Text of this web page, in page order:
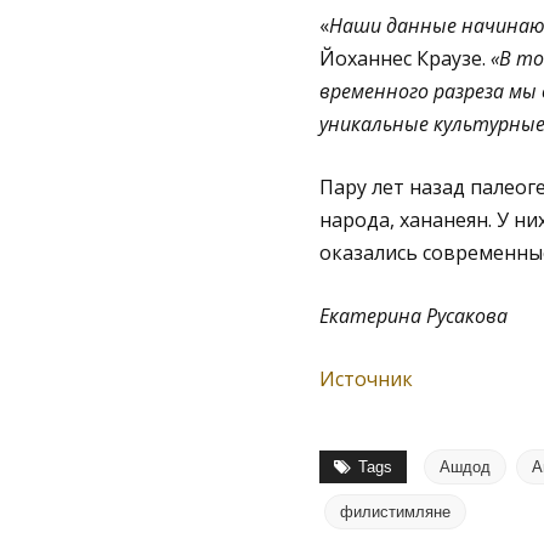
«Наши данные
Йоханнес Краузе. «В
временного разреза
уникальные
Пару лет назад
народа, хананеян. У
оказались
Екатерина Русакова
Источник
Tags Ашдод
филистимляне